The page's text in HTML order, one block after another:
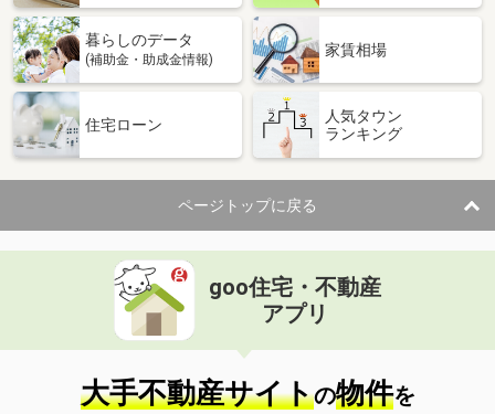
暮らしのデータ
(補助金・助成金情報)
家賃相場
住宅ローン
人気タウン
ランキング
ページトップに戻る
goo住宅・不動産
アプリ
大手不動産サイトの物件を